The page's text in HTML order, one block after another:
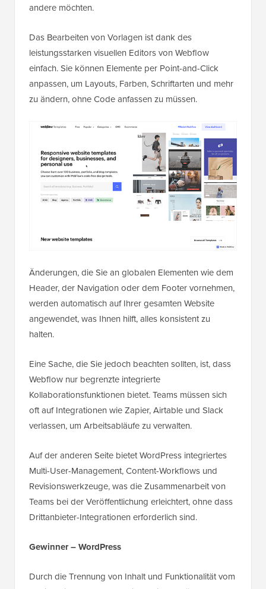
andere möchten.
Das Bearbeiten von Vorlagen ist dank des
leistungsstarken visuellen Editors von Webflow
einfach. Sie können Elemente per Point-and-Click
anpassen, um Layouts, Farben, Schriftarten und mehr
zu ändern, ohne Code anfassen zu müssen.
Änderungen, die Sie an globalen Elementen wie dem
Header, der Navigation oder dem Footer vornehmen,
werden automatisch auf Ihrer gesamten Website
angewendet, was Ihnen hilft, alles konsistent zu
halten.
Eine Sache, die Sie jedoch beachten sollten, ist, dass
Webflow nur begrenzte integrierte
Kollaborationsfunktionen bietet. Teams müssen sich
oft auf Integrationen wie Zapier, Airtable und Slack
verlassen, um Arbeitsabläufe zu verwalten.
Auf der anderen Seite bietet WordPress integriertes
Multi-User-Management, Content-Workflows und
Revisionswerkzeuge, was die Zusammenarbeit von
Teams bei der Veröffentlichung erleichtert, ohne dass
Drittanbieter-Integrationen erforderlich sind.
Gewinner – WordPress
Durch die Trennung von Inhalt und Funktionalität vom